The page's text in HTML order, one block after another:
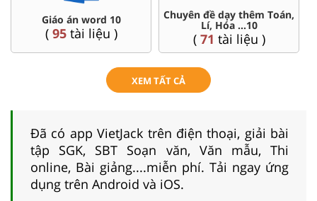
Giáo án word 10
( 95tài liệu )
Chuyên đề dạy thêm Toán,
Lí, Hóa ...10
( 71 tài liệu )
XEM TẤT CẢ
Đã có app VietJack trên điện thoại, giải bài
tập SGK, SBT Soạn văn, Văn mẫu, Thi
online, Bài giảng....miễn phí. Tải ngay ứng
dụng trên Android và iOS.